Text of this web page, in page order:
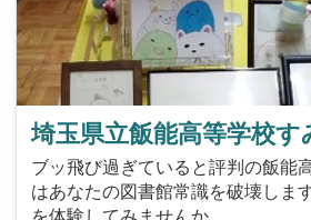
埼玉県立飯能高等学校
ブッ飛び過ぎていると評判の飯能
はあなたの図書館常識を破壊しま
を体験してみませんか…